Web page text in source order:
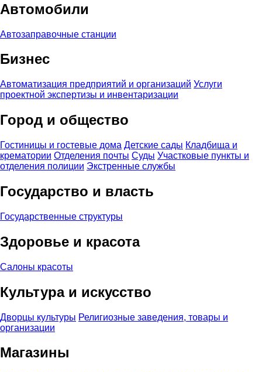
Автомобили
Автозаправочные станции
Бизнес
Автоматизация предприятий и организаций Услуги
проектной экспертизы и инвентаризации
Город и общество
Гостиницы и гостевые дома Детские сады Кладбища и
крематории Отделения почты Суды Участковые пункты и
отделения полиции Экстренные службы
Государство и власть
Государственные структуры
Здоровье и красота
Салоны красоты
Культура и искусство
Дворцы культуры Религиозные заведения, товары и
организации
Магазины